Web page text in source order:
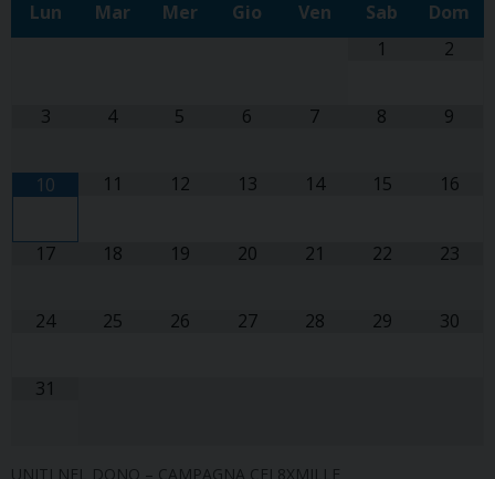
Lun Mar Mer Gio Ven Sab
Dom
1
2
3 4 5 6 7 8 9
10 11 12 13 14 15 16
17 18 19 20 21 22 23
24 25 26 27 28 29 30
31
UNITI NEL DONO – CAMPAGNA CEI 8XMILLE